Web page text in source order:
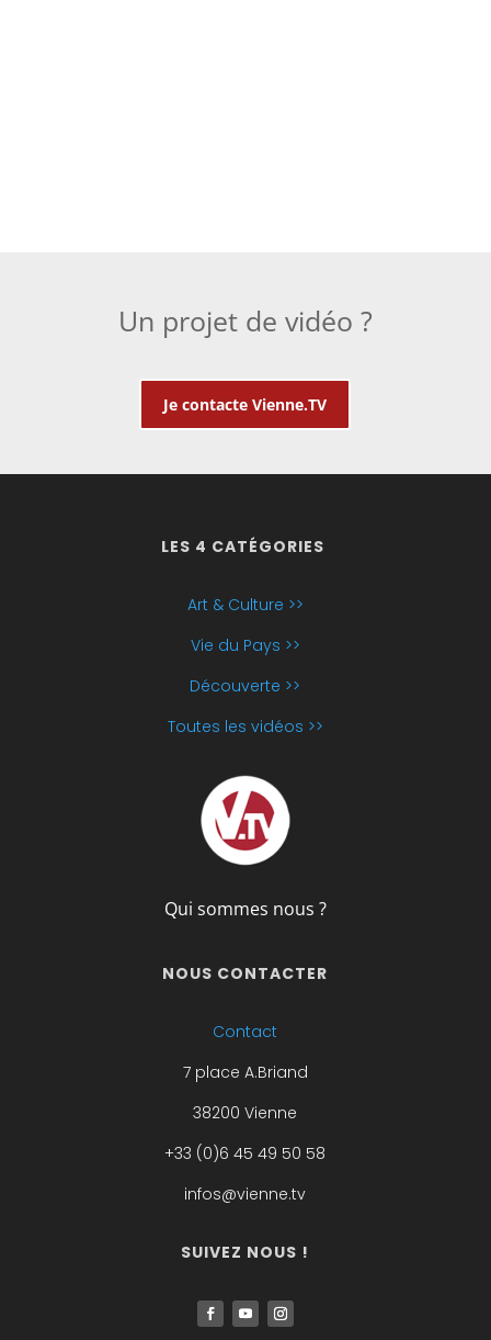
Un projet de vidéo ?
Je contacte Vienne.TV
LES 4 CATÉGORIES
Art & Culture >>
Vie du Pays >>
Découverte >>
Toutes les vidéos >>
Qui sommes nous ?
NOUS CONTACTER
Contact
7 place A.Briand
38200 Vienne
+33 (0)6 45 49 50 58
infos@vienne.tv
SUIVEZ NOUS !